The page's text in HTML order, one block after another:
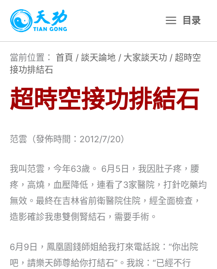
主
目录
當前位置： 首頁 / 談天論地 / 大家談天功 / 超時空
接功排結石
超時空接功排結石
范雲（發佈時間：2012/7/20）
我叫范雲，今年63歲。 6月5日，我因肚子疼，腰
疼，高燒，血壓降低，連看了3家醫院，打針吃藥均
無效。最終在吉林省前衛醫院住院，經全面檢查，
造影確診我患雙側腎結石，需要手術。
6月9日，鳳凰園錢師姐給我打來電話說：“你出院
吧，請樂天師尊給你打結石”。我說：“已經不行